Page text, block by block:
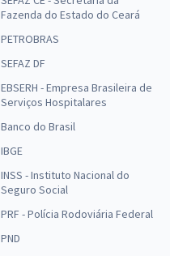
Fazenda do Estado do Ceará
PETROBRAS
SEFAZ DF
EBSERH - Empresa Brasileira de
Serviços Hospitalares
Banco do Brasil
IBGE
INSS - Instituto Nacional do
Seguro Social
PRF - Polícia Rodoviária Federal
PND